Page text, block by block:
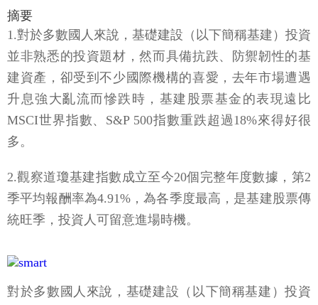
摘要
1.對於多數國人來說，基礎建設（以下簡稱基建）投資
並非熟悉的投資題材，然而具備抗跌、防禦韌性的基
建資產，卻受到不少國際機構的喜愛，去年市場遭遇
升息強大亂流而慘跌時，基建股票基金的表現遠比
MSCI世界指數、S&P 500指數重跌超過18%來得好很
多。
2.觀察道瓊基建指數成立至今20個完整年度數據，第2
季平均報酬率為4.91%，為各季度最高，是基建股票傳
統旺季，投資人可留意進場時機。
對於多數國人來說，基礎建設（以下簡稱基建）投資